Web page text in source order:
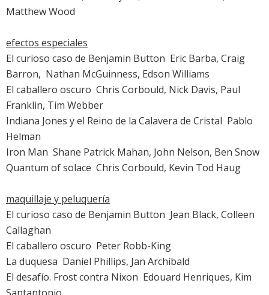
Matthew Wood
efectos especiales
El curioso caso de Benjamin Button  Eric Barba, Craig
Barron,  Nathan McGuinness, Edson Williams
El caballero oscuro  Chris Corbould, Nick Davis, Paul
Franklin, Tim Webber
Indiana Jones y el Reino de la Calavera de Cristal  Pablo
Helman
Iron Man  Shane Patrick Mahan, John Nelson, Ben Snow
Quantum of solace  Chris Corbould, Kevin Tod Haug
maquillaje y peluquería
El curioso caso de Benjamin Button  Jean Black, Colleen
Callaghan
El caballero oscuro  Peter Robb-King
La duquesa  Daniel Phillips, Jan Archibald
El desafío. Frost contra Nixon  Edouard Henriques, Kim